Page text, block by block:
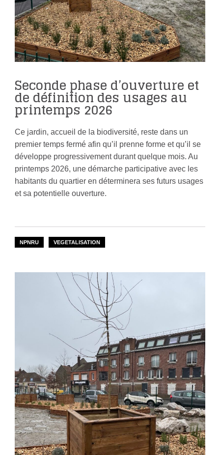
Seconde phase d’ouverture et
de définition des usages au
printemps 2026
Ce jardin, accueil de la biodiversité, reste dans un
premier temps fermé afin qu’il prenne forme et qu’il se
développe progressivement durant quelque mois. Au
printemps 2026, une démarche participative avec les
habitants du quartier en déterminera ses futurs usages
et sa potentielle ouverture.
NPNRU VEGETALISATION